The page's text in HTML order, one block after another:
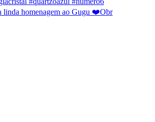
linda homenagem ao Gugu ❤️Obr